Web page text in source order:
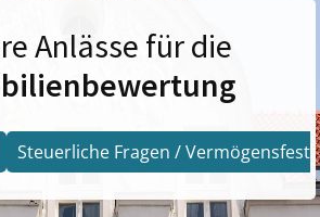
Anlässe für die
Steuerliche Fragen /